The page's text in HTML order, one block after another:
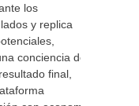
los
y replica
conciencia de
final,